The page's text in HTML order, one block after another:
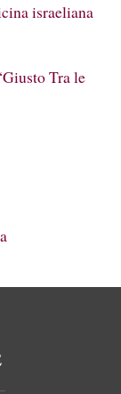
israeliana
Tra le